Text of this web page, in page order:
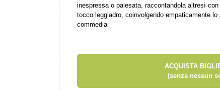
inespressa o palesata, raccontandola altresì
tocco leggiadro, coinvolgendo empaticamente
commedia
ACQUISTA
(senza nessun